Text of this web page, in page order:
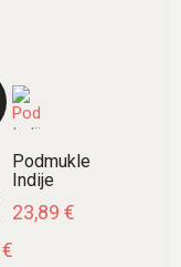
€
Podmukle
Indije
23,89 €